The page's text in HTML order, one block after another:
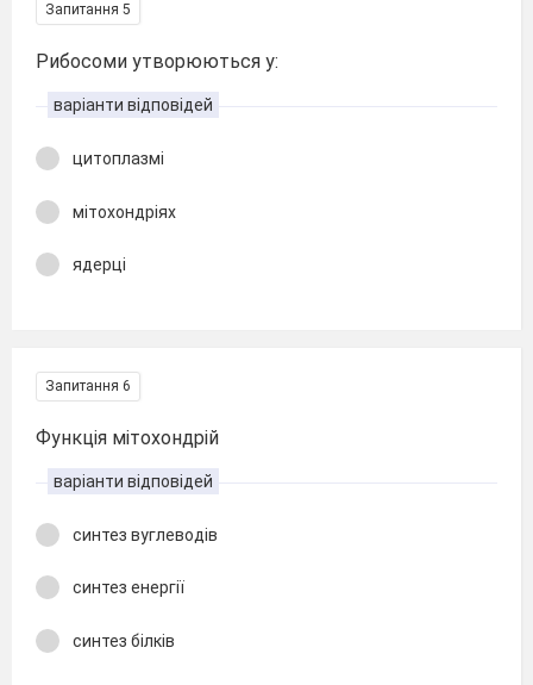
Запитання 5
Рибосоми утворюються у:
варіанти відповідей
цитоплазмі
мітохондріях
ядерці
Запитання 6
Функція мітохондрій
варіанти відповідей
синтез вуглеводів
синтез енергії
синтез білків